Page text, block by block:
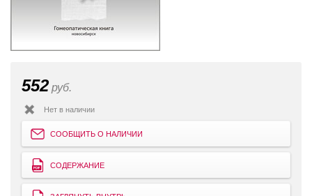
552 руб.
Нет в наличии
СООБЩИТЬ О НАЛИЧИИ
СОДЕРЖАНИЕ